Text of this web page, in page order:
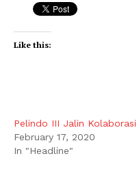
Like this:
Pelindo III Jalin Kolaborasi
February 17, 2020
In "Headline"